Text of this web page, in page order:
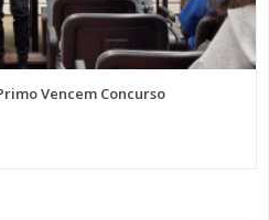
Vencem Concurso